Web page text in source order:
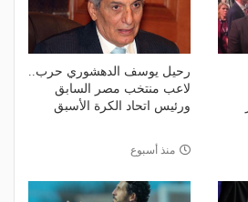
رحيل يوسف الدهشوري حرب..
لاعب منتخب مصر السابق
ورئيس اتحاد الكرة الأسبق
منذ أسبوع